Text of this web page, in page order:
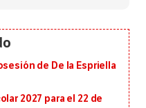
de De la Espriella
2027 para el 22 de